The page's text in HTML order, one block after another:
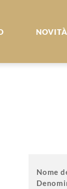
NOVITÀ
Nome